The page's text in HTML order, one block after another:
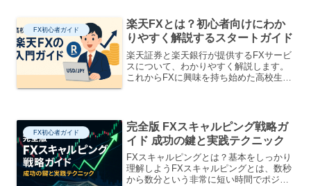
FX初心者ガイド
楽天FXとは？初心者向けにわか
りやすく解説するスタートガイド
楽天証券と楽天銀行が提供するFXサービ
スについて、わかりやすく解説します。
これからFXに興味を持ち始めた高校生で
引）とは、外国...
FX初心者ガイド
完全版 FXスキャルピング戦略ガ
イド 成功の鍵と実践テクニック
FXスキャルピングとは？基本をしっかり
理解しようFXスキャルピングとは、数秒
から数分という非常に短い時間でポジシ